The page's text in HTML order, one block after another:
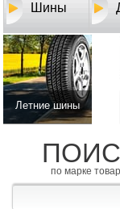
Шины
Летние шины
по марке